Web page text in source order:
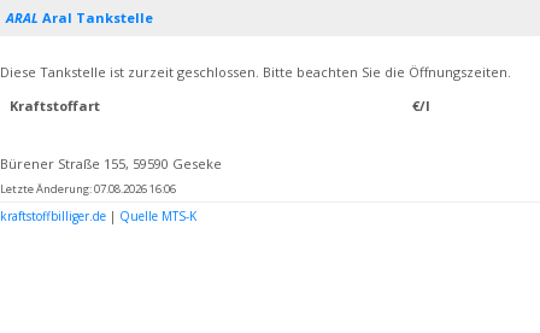
ARAL Aral Tankstelle
Diese Tankstelle ist zurzeit geschlossen. Bitte beachten Sie die Öffnungszeiten.
Kraftstoffart
€/l
Bürener Straße 155, 59590 Geseke
Letzte Änderung: 07.08.2026 16:06
kraftstoffbilliger.de | Quelle MTS-K